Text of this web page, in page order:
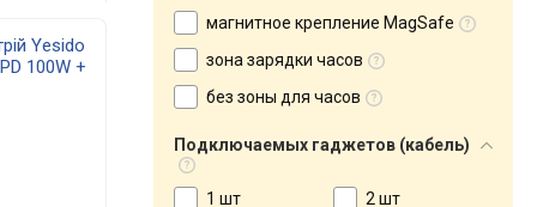
Yesido
100W +
магнитное крепление MagSafe
зона зарядки часов
без зоны для часов
Подключаемых гаджетов (кабель)
1 шт
2 шт